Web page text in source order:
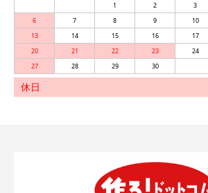
1
2 3
6
7 8 9 10
13
14 15 16 17
20
21 22 23 24
27
28 29 30
休日